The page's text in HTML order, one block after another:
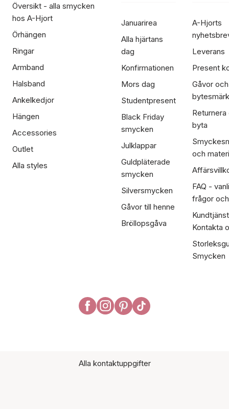
Översikt - alla smycken
hos A-Hjort
Örhängen
Ringar
Armband
Halsband
Ankelkedjor
Hängen
Accessories
Outlet
Alla styles
Januarirea
Alla hjärtans
dag
Konfirmationen
Mors dag
Studentpresent
Black Friday
smycken
Julklappar
Guldpläterade
smycken
Silversmycken
Gåvor till henne
Bröllopsgåva
A-Hjorts
Leverans
Present
Gåvor och
Returnera
byta
och
FAQ -
frågor
Kontakta
Smycken
Alla kontaktuppgifter